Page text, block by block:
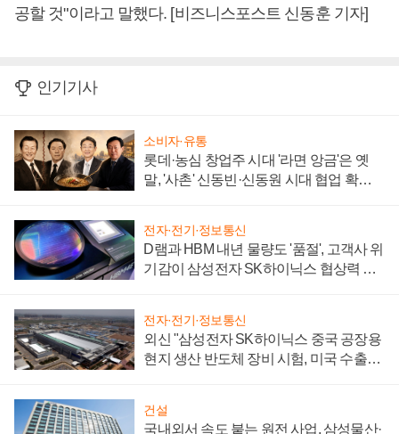
공할 것"이라고 말했다. [비즈니스포스트 신동훈 기자]
인기기사
소비자·유통
롯데·농심 창업주 시대 '라면 앙금'은 옛
말, '사촌' 신동빈·신동원 시대 협업 확대
전자·전기·정보통신
D램과 HBM 내년 물량도 '품절', 고객사 위
기감이 삼성전자 SK하이닉스 협상력 더
전자·전기·정보통신
외신 "삼성전자 SK하이닉스 중국 공장용
현지 생산 반도체 장비 시험, 미국 수출통
건설
국내외서 속도 붙는 원전 사업, 삼성물산·